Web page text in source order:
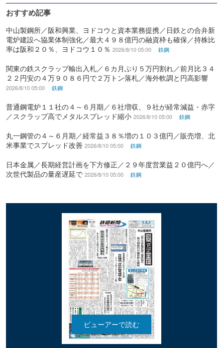
おすすめ記事
中山製鋼所／阪和興業、ヨドコウと資本業務提携／日鉄との合弁新
電炉建設へ協業体制強化／最大４９８億円の融資枠も確保／持株比
率は阪和２０％、ヨドコウ１０％ 2026/8/10 05:00 鉄鋼
関東の鉄スクラップ輸出入札／６カ月ぶり５万円割れ／前月比３４
２２円安の４万９０８６円で２万トン落札／海外軟調と円高影響
2026/8/10 05:00 鉄鋼
普通鋼電炉１１社の４～６月期／６社増収、９社が経常減益・赤字
／スクラップ高でメタルスプレッド縮小 2026/8/10 05:00 鉄鋼
丸一鋼管の４～６月期／経常益３８％増の１０３億円／販売増、北
米事業でスプレッド改善 2026/8/10 05:00 鉄鋼
日本金属／長期経営計画を下方修正／２９年度営業益２０億円へ／
次世代製品の量産遅延で 2026/8/10 05:00 鉄鋼